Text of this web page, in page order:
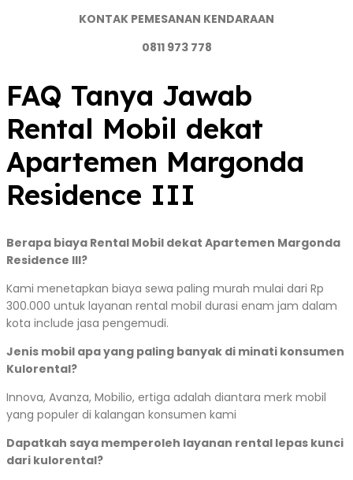
KONTAK PEMESANAN KENDARAAN
0811 973 778
FAQ Tanya Jawab
Rental Mobil dekat
Apartemen Margonda
Residence III
Berapa biaya Rental Mobil dekat Apartemen Margonda
Residence III?
Kami menetapkan biaya sewa paling murah mulai dari Rp
300.000 untuk layanan rental mobil durasi enam jam dalam
kota include jasa pengemudi.
Jenis mobil apa yang paling banyak di minati konsumen
Kulorental?
Innova, Avanza, Mobilio, ertiga adalah diantara merk mobil
yang populer di kalangan konsumen kami
Dapatkah saya memperoleh layanan rental lepas kunci
dari kulorental?